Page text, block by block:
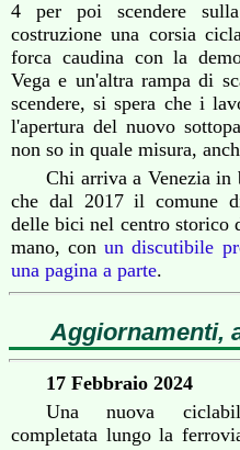
4 per poi scendere
costruzione una corsia
forca caudina con la
Vega e un'altra rampa di
scendere, si spera che i
l'apertura del nuovo
non so in quale misura,
Chi arriva a Venezia in
che dal 2017 il comune
delle bici nel centro storico
mano, conun discutibile
una pagina a parte.
Aggiornamenti,
17 Febbraio 2024
Una nuova
completata lungo la